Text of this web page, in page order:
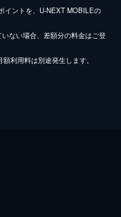
イントを、U-NEXT MOBILEの
ない場合、差額分の料金はご登
利用料は別途発生します。